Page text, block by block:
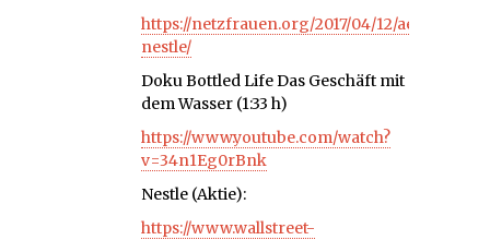
https://netzfrauen.org/2017/04/12/aethiopien-
nestle/
Doku Bottled Life Das Geschäft mit
dem Wasser (1:33 h)
https://www.youtube.com/watch?
v=34n1Eg0rBnk
Nestle (Aktie):
https://www.wallstreet-